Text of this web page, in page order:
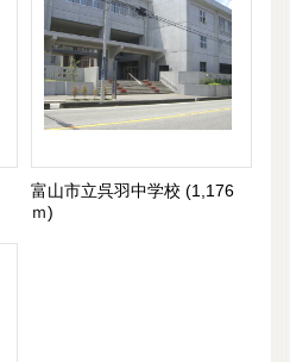
富山市立呉羽中学校 (1,176
ｍ)